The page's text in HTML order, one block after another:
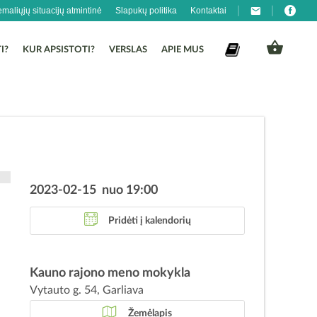
situacijų atmintinė Slapukų politika Kontaktai
KUR APSISTOTI? VERSLAS APIE MUS
2023-02-15 nuo 19:00
Pridėti į kalendorių
Kauno rajono meno mokykla
Vytauto g. 54, Garliava
Žemėlapis